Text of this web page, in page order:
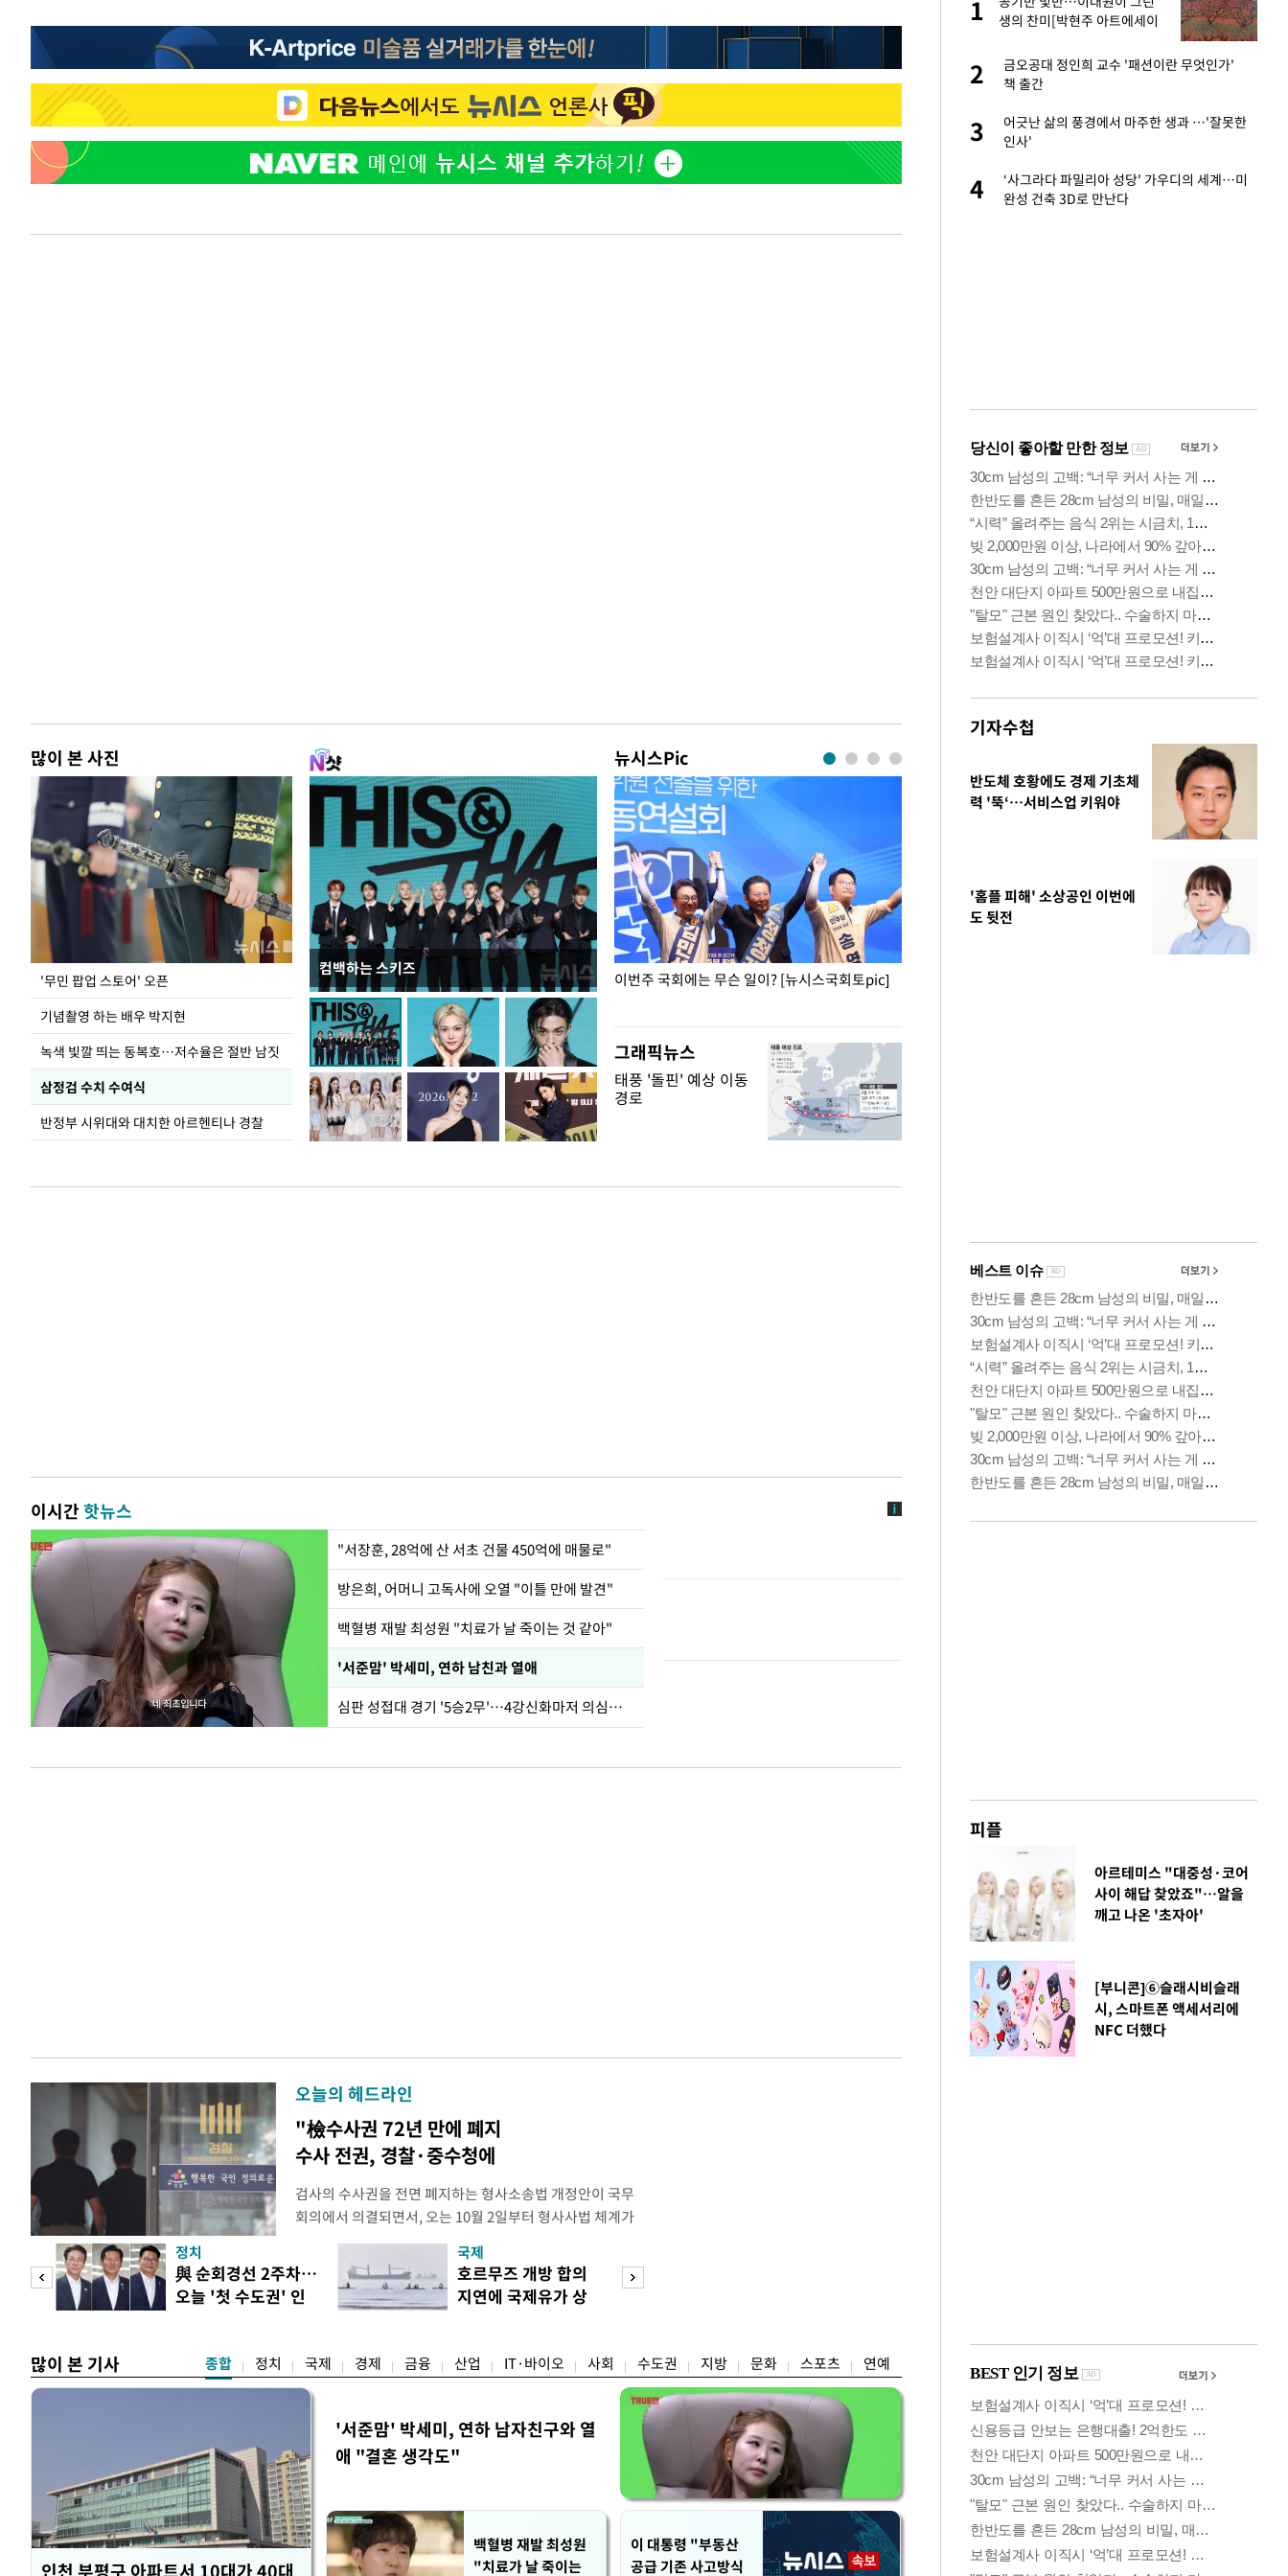
많이 본 사진
'무민 팝업 스토어' 오픈
기념촬영 하는 배우 박지현
녹색 빛깔 띄는 동복호…저수율은 절반 남짓
삼정검 수치 수여식
반정부 시위대와 대치한 아르헨티나 경찰
컴백하는 스키즈
뉴시스Pic
이 대통령, 국가폭력 피해자에 위로·사과…"국가
가 책임지고 치유"
이번주 국회에는 무슨 일이? [뉴시스국회토pic]
그래픽뉴스
태풍 '돌핀' 예상 이동
경로
이시간핫뉴스
"서장훈, 28억에 산 서초 건물 450억에 매물로"
방은희, 어머니 고독사에 오열 "이틀 만에 발견"
백혈병 재발 최성원 "치료가 날 죽이는 것 같아"
'서준맘' 박세미, 연하 남친과 열애
심판 성접대 경기 '5승2무'…4강신화마저 의심받아
오늘의 헤드라인
"檢수사권 72년 만에 폐지
수사 전권, 경찰·중수청에
검사의 수사권을 전면 폐지하는 형사소송법 개정안이 국무
회의에서 의결되면서, 오는 10월 2일부터 형사사법 체계가
전면 개편된다. 검사의 모든 수사권이 사라지고 경찰이 인지
사건부터 고소·고발 사건까지 수사 전반을 전담하게 된다. 8
일 법조계에 따르면 검사의 보완수사를 폐지하고 수사 주체
를 사법경찰관으로 일원화하는 내용의 형사소송법 일부개
정치
與 순회경선 2주차…
오늘 '첫 수도권' 인
국제
호르무즈 개방 합의
지연에 국제유가 상
많이 본 기사 종합 정치 국제 경제 금융 산업 IT·바이오 사회 수도권 지방 문화 스포츠 연예
인천 부평구 아파트서 10대가 40대
'서준맘' 박세미, 연하 남자친구와 열
애 "결혼 생각도"
백혈병 재발 최성원
"치료가 날 죽이는
이 대통령 "부동산
공급 기존 사고방식
2
'서준맘' 박세미, 연하 남자친구와 열애 "결혼
생각도"
3
백혈병 재발 최성원 "치료가 날 죽이는 것 같
았다" 눈물
4
[속보]이 대통령 "부동산 공급 기존 사고방식
5
이 대통령, 6시간 부동산 회의서 공급 논
1
생의 찬미[박현주 아트에세이
2
금오공대 정인희 교수 '패션이란 무엇인가'
책 출간
3
어긋난 삶의 풍경에서 마주한 생과 …'잘못한
인사'
4
‘사그라다 파밀리아 성당' 가우디의 세계…미
완성 건축 3D로 만난다
기자수첩
반도체 호황에도 경제 기초체
력 '뚝‘…서비스업 키워야
'홈플 피해' 소상공인 이번에
도 뒷전
피플
아르테미스 "대중성·코어
사이 해답 찾았죠"…알을
깨고 나온 '초자아'
[부니콘]⑥슬래시비슬래
시, 스마트폰 액세서리에
NFC 더했다